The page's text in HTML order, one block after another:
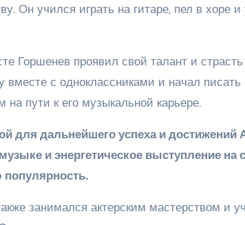
Он учился играть на гитаре, пел в хоре
Горшенев проявил свой талант и
вместе с одноклассниками и начал
пути к его музыкальной карьере.
для дальнейшего успеха и достижений
и энергетическое выступление на
популярность.
занимался актерским мастерством и